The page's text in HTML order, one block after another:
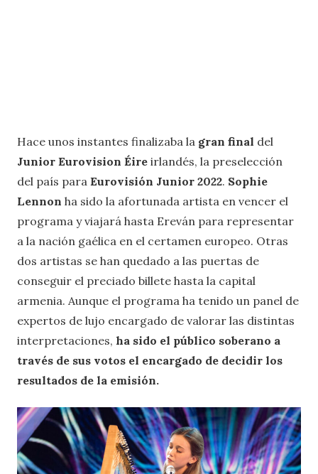
Hace unos instantes finalizaba la gran final del
Junior Eurovision Éire irlandés, la preselección
del país para Eurovisión Junior 2022. Sophie
Lennon ha sido la afortunada artista en vencer el
programa y viajará hasta Ereván para representar
a la nación gaélica en el certamen europeo. Otras
dos artistas se han quedado a las puertas de
conseguir el preciado billete hasta la capital
armenia. Aunque el programa ha tenido un panel de
expertos de lujo encargado de valorar las distintas
interpretaciones, ha sido el público soberano a
través de sus votos el encargado de decidir los
resultados de la emisión.